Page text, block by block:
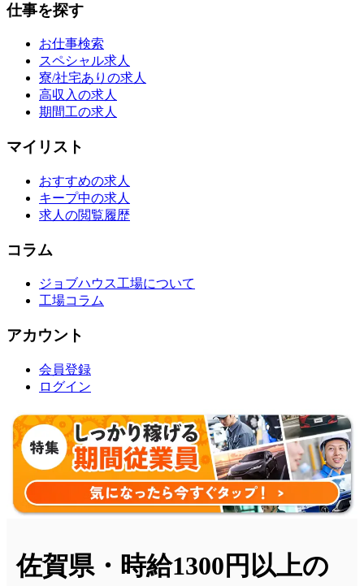
仕事を探す
お仕事検索
スペシャル求人
寮/社宅ありの求人
高収入の求人
期間工の求人
マイリスト
おすすめの求人
キープ中の求人
求人の閲覧履歴
コラム
ジョブハウス工場について
工場コラム
アカウント
会員登録
ログイン
佐賀県・時給1300円以上の